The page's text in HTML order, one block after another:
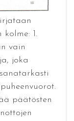
1.
vain
joka
päätösten